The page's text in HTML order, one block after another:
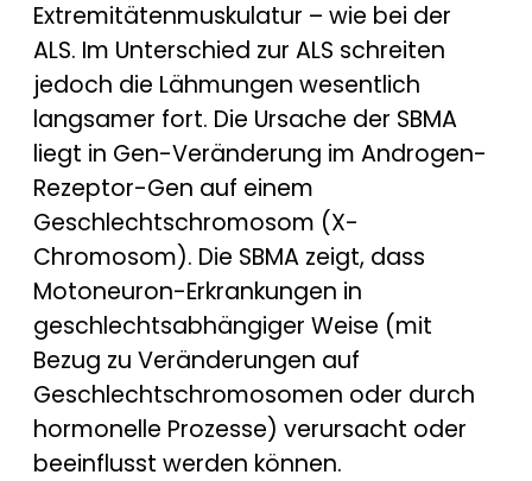
Extremitätenmuskulatur – wie bei der
ALS. Im Unterschied zur ALS schreiten
jedoch die Lähmungen wesentlich
langsamer fort. Die Ursache der SBMA
liegt in Gen-Veränderung im Androgen-
Rezeptor-Gen auf einem
Geschlechtschromosom (X-
Chromosom). Die SBMA zeigt, dass
Motoneuron-Erkrankungen in
geschlechtsabhängiger Weise (mit
Bezug zu Veränderungen auf
Geschlechtschromosomen oder durch
hormonelle Prozesse) verursacht oder
beeinflusst werden können.